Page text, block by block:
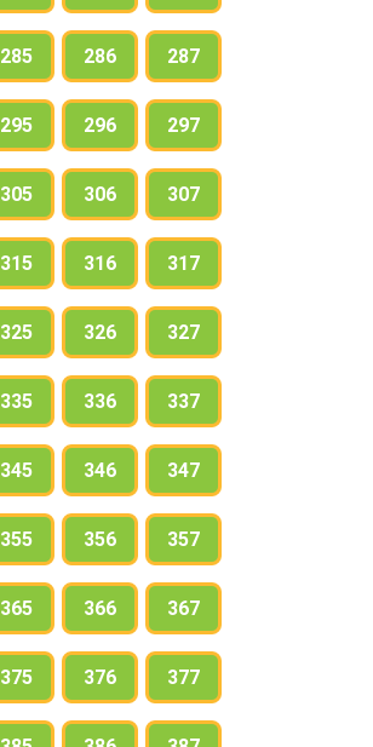
285 286 287
295 296 297
305 306 307
315 316 317
325 326 327
335 336 337
345 346 347
355 356 357
365 366 367
375 376 377